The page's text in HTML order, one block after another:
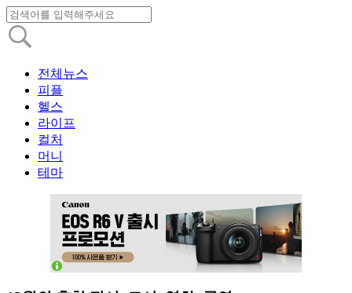
전체뉴스
피플
헬스
라이프
컬처
머니
테마